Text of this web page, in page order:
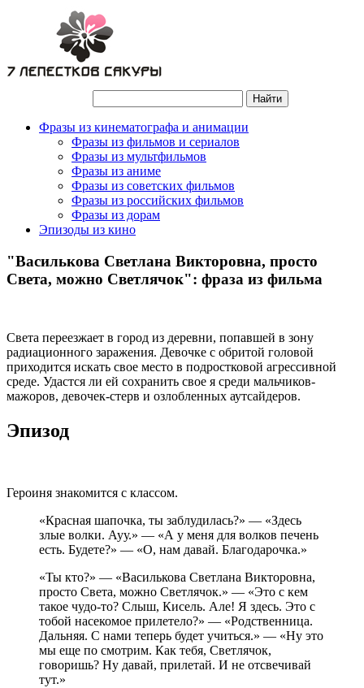
Фразы из кинематографа и анимации
Фразы из фильмов и сериалов
Фразы из мультфильмов
Фразы из аниме
Фразы из советских фильмов
Фразы из российских фильмов
Фразы из дорам
Эпизоды из кино
"Василькова Светлана Викторовна, просто
Света, можно Светлячок": фраза из фильма
Света переезжает в город из деревни, попавшей в зону
радиационного заражения. Девочке с обритой головой
приходится искать свое место в подростковой агрессивной
среде. Удастся ли ей сохранить свое я среди мальчиков-
мажоров, девочек-стерв и озлобленных аутсайдеров.
Эпизод
Героиня знакомится с классом.
«Красная шапочка, ты заблудилась?» — «Здесь
злые волки. Ауу.» — «А у меня для волков печень
есть. Будете?» — «О, нам давай. Благодарочка.»
«Ты кто?» — «Василькова Светлана Викторовна,
просто Света, можно Светлячок.» — «Это с кем
такое чудо-то? Слыш, Кисель. Але! Я здесь. Это с
тобой насекомое прилетело?» — «Родственница.
Дальняя. С нами теперь будет учиться.» — «Ну это
мы еще по смотрим. Как тебя, Светлячок,
говоришь? Ну давай, прилетай. И не отсвечивай
тут.»